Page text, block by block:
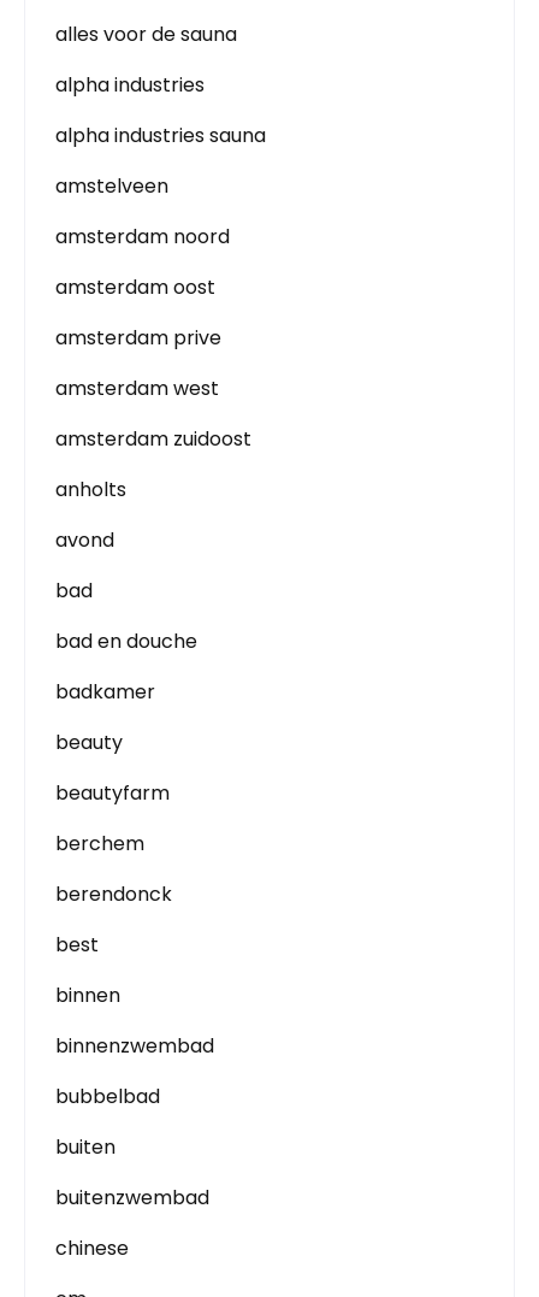
alles voor de sauna
alpha industries
alpha industries sauna
amstelveen
amsterdam noord
amsterdam oost
amsterdam prive
amsterdam west
amsterdam zuidoost
anholts
avond
bad
bad en douche
badkamer
beauty
beautyfarm
berchem
berendonck
best
binnen
binnenzwembad
bubbelbad
buiten
buitenzwembad
chinese